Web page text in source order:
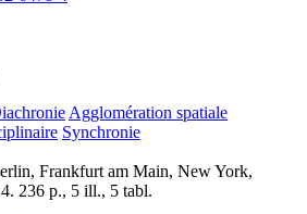
Agglomération spatiale
Synchronie
Frankfurt am Main, New York,
236 p., 5 ill., 5 tabl.